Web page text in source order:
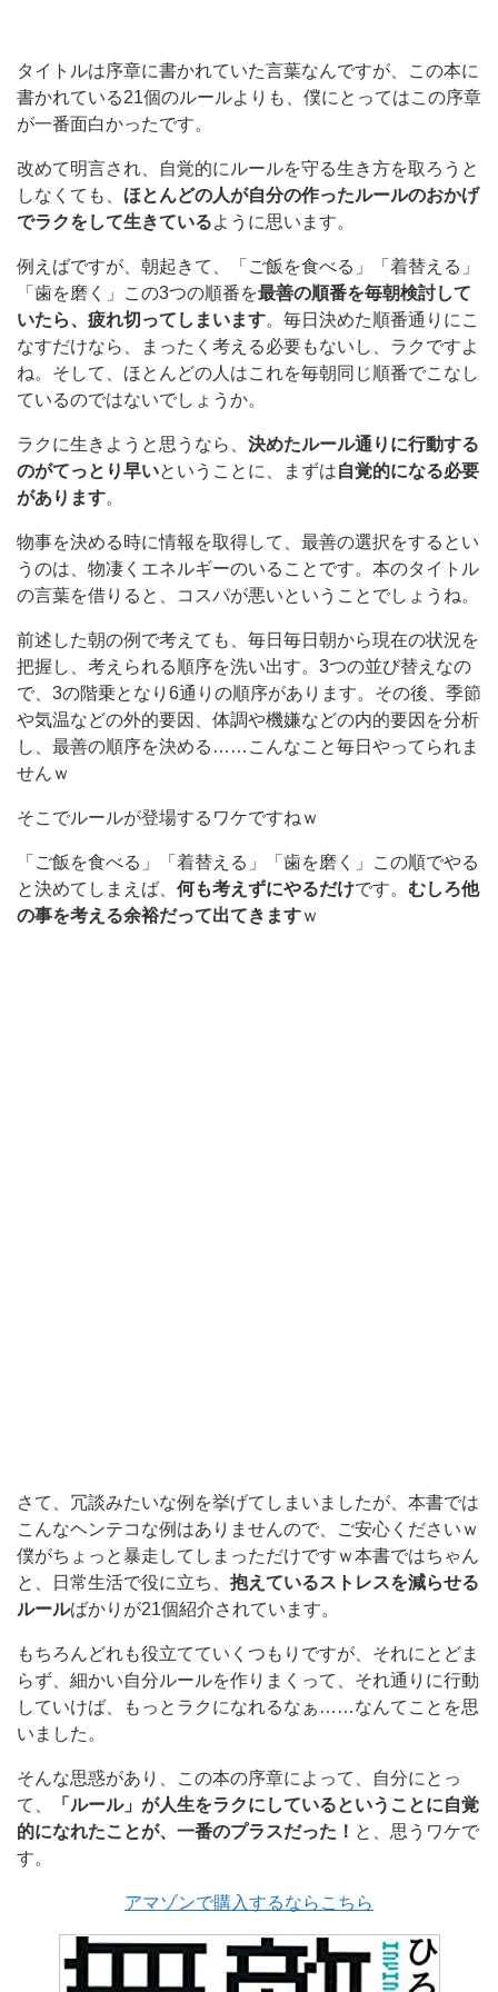
タイトルは序章に書かれていた言葉なんですが、この本に
書かれている21個のルールよりも、僕にとってはこの序章
が一番面白かったです。
改めて明言され、自覚的にルールを守る生き方を取ろうと
しなくても、 ほとんどの人が自分の作ったルールのおかげ
でラクをして生きているように思います。
例えばですが、朝起きて、「ご飯を食べる」「着替える」
「歯を磨く」この3つの順番を最善の順番を毎朝検討して
いたら、疲れ切ってしまいます。毎日決めた順番通りにこ
なすだけなら、まったく考える必要もないし、ラクですよ
ね。そして、ほとんどの人はこれを毎朝同じ順番でこなし
ているのではないでしょうか。
ラクに生きようと思うなら、 決めたルール通りに行動する
のがてっとり早いということに、まずは自覚的になる必要
があります。
物事を決める時に情報を取得して、最善の選択をするとい
うのは、物凄くエネルギーのいることです。本のタイトル
の言葉を借りると、コスパが悪いということでしょうね。
前述した朝の例で考えても、毎日毎日朝から現在の状況を
把握し、考えられる順序を洗い出す。3つの並び替えなの
で、3の階乗となり6通りの順序があります。その後、季節
や気温などの外的要因、体調や機嫌などの内的要因を分析
し、最善の順序を決める……こんなこと毎日やってられま
せんｗ
そこでルールが登場するワケですねｗ
「ご飯を食べる」「着替える」「歯を磨く」この順でやる
と決めてしまえば、 何も考えずにやるだけです。 むしろ他
の事を考える余裕だって出てきますｗ
さて、冗談みたいな例を挙げてしまいましたが、本書では
こんなヘンテコな例はありませんので、ご安心くださいｗ
僕がちょっと暴走してしまっただけですｗ本書ではちゃん
と、日常生活で役に立ち、 抱えているストレスを減らせる
ルールばかりが21個紹介されています。
もちろんどれも役立てていくつもりですが、それにとどま
らず、細かい自分ルールを作りまくって、それ通りに行動
していけば、もっとラクになれるなぁ……なんてことを思
いました。
そんな思惑があり、この本の序章によって、自分にとっ
て、
「ルール」が人生をラクにしているということに自覚
的になれたことが、一番のプラスだった！ と、思うワケで
す。
アマゾンで購入するならこちら